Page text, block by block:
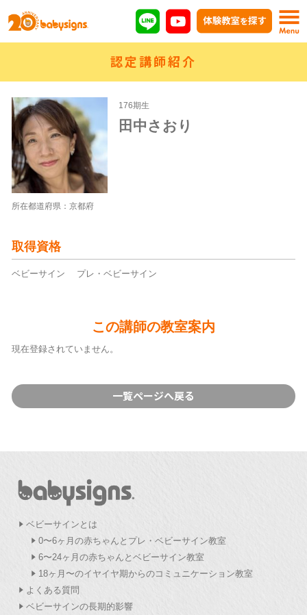
認定講師紹介
176期生
田中さおり
所在都道府県：京都府
取得資格
ベビーサイン プレ・ベビーサイン
この講師の教室案内
現在登録されていません。
一覧ページへ戻る
ベビーサインとは
0〜6ヶ月の赤ちゃんとプレ・ベビーサイン教室
6〜24ヶ月の赤ちゃんとベビーサイン教室
18ヶ月〜のイヤイヤ期からのコミュニケーション教室
よくある質問
ベビーサインの長期的影響